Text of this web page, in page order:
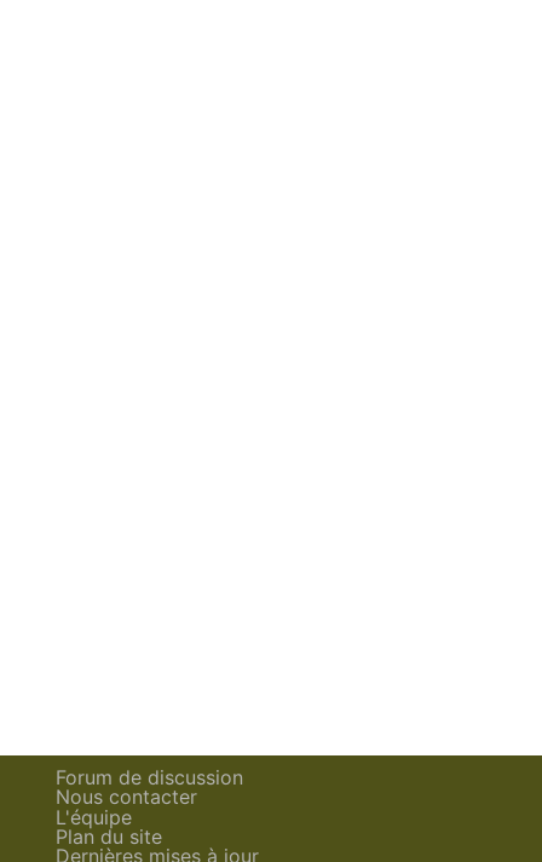
Forum de discussion
Nous contacter
L'équipe
Plan du site
Dernières mises à jour